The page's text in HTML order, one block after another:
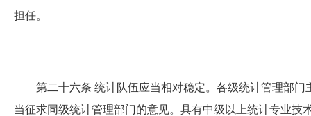
担任。
第二十六条 统计队伍应当相对稳定。各级统计管理部
当征求同级统计管理部门的意见。具有中级以上统计专业